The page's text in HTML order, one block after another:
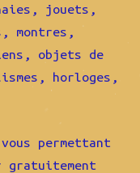
jouets,
montres,
objets de
horloges,
vous permettant
gratuitement